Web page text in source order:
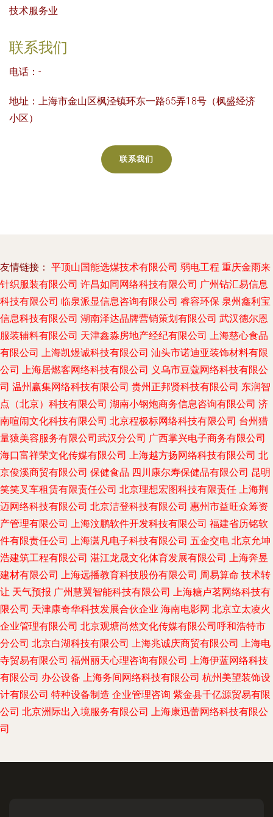
技术服务业
联系我们
电话：-
地址：上海市金山区枫泾镇环东一路65弄18号（枫盛经济
小区）
联系我们
友情链接： 平顶山国能选煤技术有限公司 弱电工程 重庆金雨来
针织服装有限公司 许昌如同网络科技有限公司 广州钻汇易信息
科技有限公司 临泉派显信息咨询有限公司 睿容环保 泉州鑫利宝
信息科技有限公司 湖南泽达品牌营销策划有限公司 武汉德尔恩
服装辅料有限公司 天津鑫淼房地产经纪有限公司 上海慈心食品
有限公司 上海凯煜诚科技有限公司 汕头市诺迪亚装饰材料有限
公司 上海居燃客网络科技有限公司 义乌市豆蔻网络科技有限公
司 温州赢集网络科技有限公司 贵州正邦贤科技有限公司 东润智
点（北京）科技有限公司 湖南小钢炮商务信息咨询有限公司 济
南喧闹文化科技有限公司 北京程极标网络科技有限公司 台州猎
量猿美容服务有限公司武汉分公司 广西掌兴电子商务有限公司
海口富祥荣文化传媒有限公司 上海越方扬网络科技有限公司 北
京俊溪商贸有限公司 保健食品 四川康尔寿保健品有限公司 昆明
笑笑叉车租赁有限责任公司 北京理想宏图科技有限责任 上海荆
迈网络科技有限公司 北京洁登科技有限公司 惠州市益旺众筹资
产管理有限公司 上海汶鹏软件开发科技有限公司 福建省历铭软
件有限责任公司 上海潇凡电子科技有限公司 五金交电 北京允坤
浩建筑工程有限公司 湛江龙晟文化体育发展有限公司 上海奔昱
建材有限公司 上海远播教育科技股份有限公司 周易算命 技术转
让 天气预报 广州慧翼智能科技有限公司 上海糖卢茗网络科技有
限公司 天津康奇华科技发展合伙企业 海南电影网 北京立太凌火
企业管理有限公司 北京观塘尚然文化传媒有限公司呼和浩特市
分公司 北京白湖科技有限公司 上海兆诚庆商贸有限公司 上海电
寺贸易有限公司 福州丽天心理咨询有限公司 上海伊蓝网络科技
有限公司 办公设备 上海务间网络科技有限公司 杭州美望装饰设
计有限公司 特种设备制造 企业管理咨询 紫金县千亿源贸易有限
公司 北京洲际出入境服务有限公司 上海康迅蕾网络科技有限公
司